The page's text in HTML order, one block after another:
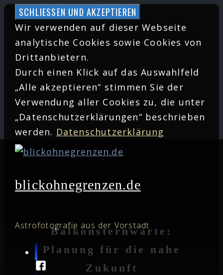
Zum
Inhalt
springen
Wir verwenden auf dieser Webseite
analytische Cookies sowie Cookies von
Drittanbietern.
Durch einen Klick auf das Auswahlfeld
„Alle akzeptieren“ stimmen Sie der
Verwendung aller Cookies zu, die unter
„Datenschutzerklärungen“ beschrieben
werden. Datenschutzerklärung
blickohnegrenzen.de
Astrofotografie aus der Vorstadt
Balkonsternwarte:
Planung für die nahe
Zukunft